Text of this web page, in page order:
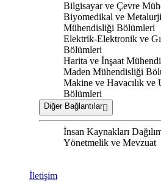
Bilgisayar ve Çevre
Biyomedikal ve
Mühendisliği Bölümleri
Elektrik-Elektronik ve
Bölümleri
Harita ve İnşaat
Maden Mühendisliği
Makine ve Havacılık
Bölümleri
Diğer Bağlantılar
İnsan Kaynakları
Yönetmelik ve Mevzuat
İletişim